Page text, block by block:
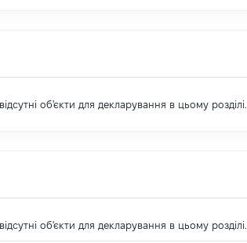
об'єкти для декларування в цьому розділі.
об'єкти для декларування в цьому розділі.